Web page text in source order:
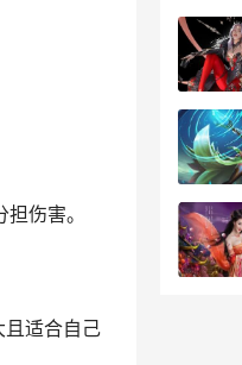
伤害。
且适合自己